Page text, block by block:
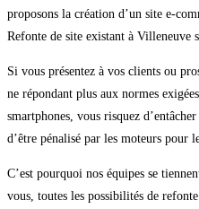
proposons la création d’un site e-
Refonte de site existant à Villeneuve
Si vous présentez à vos clients ou
ne répondant plus aux normes
smartphones, vous risquez
d’être pénalisé par les moteurs pour
C’est pourquoi nos équipes se
vous, toutes les possibilités de